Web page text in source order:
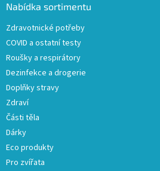
Nabídka sortimentu
Zdravotnické potřeby
COVID a ostatní testy
Roušky a respirátory
Dezinfekce a drogerie
Doplňky stravy
Zdraví
Části těla
Dárky
Eco produkty
Pro zvířata